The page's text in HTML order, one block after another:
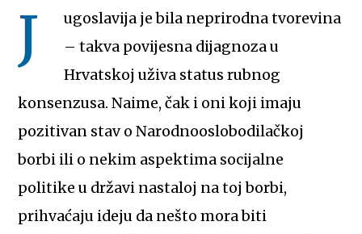
J
ugoslavija je bila neprirodna tvorevina
– takva povijesna dijagnoza u
Hrvatskoj uživa status rubnog
konsenzusa. Naime, čak i oni koji imaju
pozitivan stav o Narodnooslobodilačkoj
borbi ili o nekim aspektima socijalne
politike u državi nastaloj na toj borbi,
prihvaćaju ideju da nešto mora biti